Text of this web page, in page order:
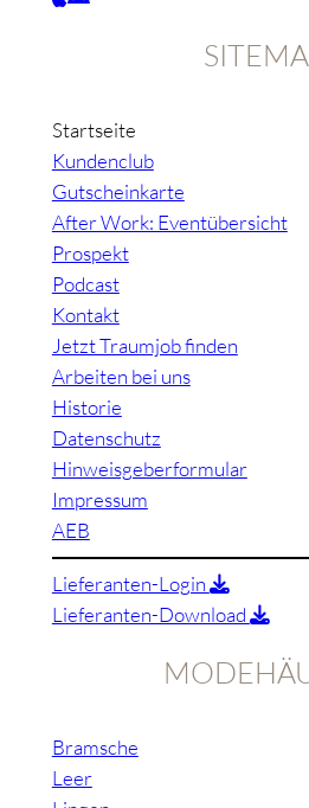
Startseite
Kundenclub
Gutscheinkarte
After Work: Eventübersicht
Prospekt
Podcast
Kontakt
Jetzt Traumjob finden
Arbeiten bei uns
Historie
Datenschutz
Hinweisgeberformular
Impressum
AEB
Lieferanten-Login
Lieferanten-Download
Bramsche
Leer